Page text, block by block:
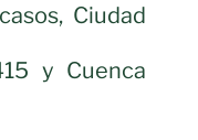
Ciudad
y Cuenca